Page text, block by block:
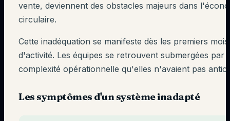
vente, deviennent des obstacles majeurs dans
circulaire.
Cette inadéquation se manifeste dès les premiers mois
d'activité. Les équipes se retrouvent submergées par
complexité opérationnelle qu'elles n'avaient pas
Les symptômes d'un système inadapté